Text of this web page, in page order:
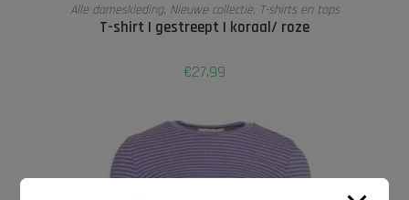
LEES VERDER
Alle dameskleding, Nieuwe collectie, T-shirts en tops
T-shirt | gestreept | koraal/ roze
€27,99